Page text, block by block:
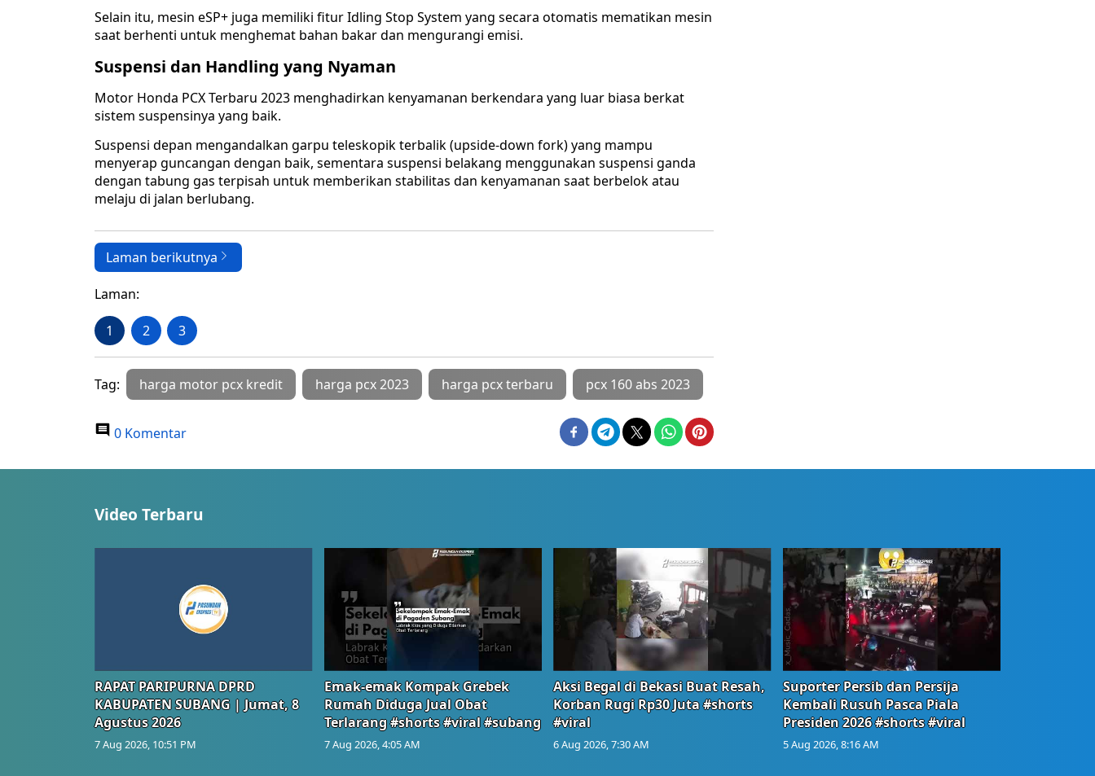
Selain itu, mesin eSP+ juga memiliki fitur Idling Stop System yang secara otomatis mematikan mesin
saat berhenti untuk menghemat bahan bakar dan mengurangi emisi.
Suspensi dan Handling yang Nyaman
Motor Honda PCX Terbaru 2023 menghadirkan kenyamanan berkendara yang luar biasa berkat
sistem suspensinya yang baik.
Suspensi depan mengandalkan garpu teleskopik terbalik (upside-down fork) yang mampu
menyerap guncangan dengan baik, sementara suspensi belakang menggunakan suspensi ganda
dengan tabung gas terpisah untuk memberikan stabilitas dan kenyamanan saat berbelok atau
melaju di jalan berlubang.
Laman berikutnya
Laman:
1 2 3
Tag: harga motor pcx kredit harga pcx 2023 harga pcx terbaru pcx 160 abs 2023
0 Komentar
Video Terbaru
RAPAT PARIPURNA DPRD
KABUPATEN SUBANG | Jumat, 8
Agustus 2026
7 Aug 2026, 10:51 PM
Emak-emak Kompak Grebek
Rumah Diduga Jual Obat
Terlarang #shorts #viral #subang
7 Aug 2026, 4:05 AM
Aksi Begal di Bekasi Buat Resah,
Korban Rugi Rp30 Juta #shorts
#viral
6 Aug 2026, 7:30 AM
Suporter Persib dan Persija
Kembali Rusuh Pasca Piala
Presiden 2026 #shorts #viral
5 Aug 2026, 8:16 AM